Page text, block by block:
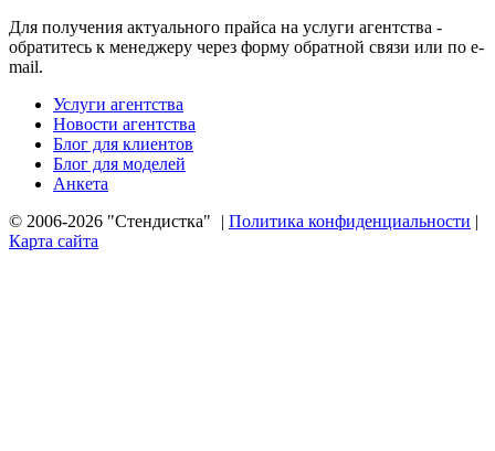
Для получения актуального прайса на услуги агентства -
обратитесь к менеджеру через форму обратной связи или по e-
mail.
Услуги агентства
Новости агентства
Блог для клиентов
Блог для моделей
Анкета
© 2006-2026 "Стендистка"
| Политика конфиденциальности |
Карта сайта